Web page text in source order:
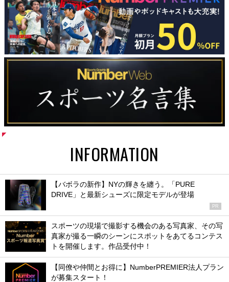
INFORMATION
【バボラの新作】NYの輝きを纏う。「PURE
DRIVE」と最新シューズに限定モデルが登場
PR
スポーツの現場で撮影する機会のある写真家、その写
真家が撮る一瞬のシーンにスポットをあてるコンテス
トを開催します。作品受付中！
【同僚や仲間とお得に】NumberPREMIER法人プラン
が募集スタート！